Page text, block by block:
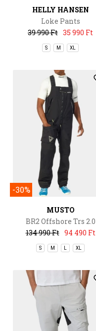
HELLY HANSEN
Loke Pants
39 990 Ft 35 990 Ft
S M XL
-30%
MUSTO
BR2 Offshore Trs 2.0
134 990 Ft 94 490 Ft
S M XL